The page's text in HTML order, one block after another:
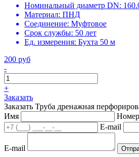
Номинальный диаметр DN:
Материал: ПНД
Соединение: Муфтовое
Срок службы: 50 лет
Ед. измерения: Бухта 50 м
200 руб
-
+
Заказать
Заказать Труба дренажная
Имя
E-mail
E-mail